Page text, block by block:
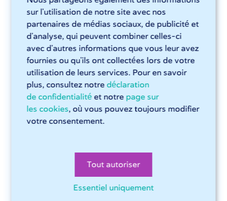
sur l'utilisation de notre site avec nos
partenaires de médias sociaux, de publicité et
d'analyse, qui peuvent combiner celles-ci
avec d'autres informations que vous leur avez
fournies ou qu'ils ont collectées lors de votre
utilisation de leurs services. Pour en savoir
plus, consultez notre déclaration
de confidentialité et notre page sur
les cookies, où vous pouvez toujours modifier
votre consentement.
Tout autoriser
Essentiel uniquement
E-mail*
Prénom
Nom
Vous recevez la newsletter une fois par mois et vous
pouvez vous désabonner à tout moment. Consultez notre
manière dont nous traitons vos données.